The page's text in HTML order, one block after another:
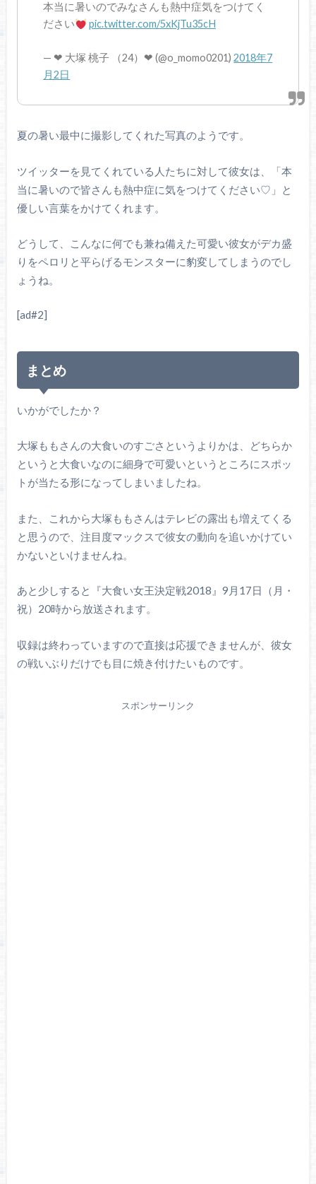
本当に暑いのでみなさんも熱中症気をつけてく
ださい
pic.twitter.com/5xKjTu35cH
— ❤︎ 大塚 桃子 （24）❤︎ (@o_momo0201)2018年7
月2日
夏の暑い最中に撮影してくれた写真のようです。
ツイッターを見てくれている人たちに対して彼女は、「本
当に暑いので皆さんも熱中症に気をつけてください♡」と
優しい言葉をかけてくれます。
どうして、こんなに何でも兼ね備えた可愛い彼女がデカ盛
りをペロリと平らげるモンスターに豹変してしまうのでし
ょうね。
[ad#2]
まとめ
いかがでしたか？
大塚ももさんの大食いのすごさというよりかは、どちらか
というと大食いなのに細身で可愛いというところにスポッ
トが当たる形になってしまいましたね。
また、これから大塚ももさんはテレビの露出も増えてくる
と思うので、注目度マックスで彼女の動向を追いかけてい
かないといけませんね。
あと少しすると『大食い女王決定戦2018』9月17日（月・
祝）20時から放送されます。
収録は終わっていますので直接は応援できませんが、彼女
の戦いぶりだけでも目に焼き付けたいものです。
スポンサーリンク